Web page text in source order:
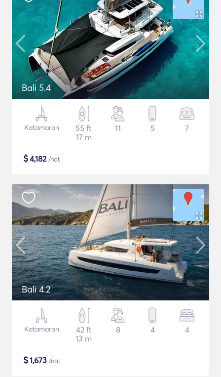
Bali 5.4
Katamaran
55 ft
17 m
11 5 7
$4,182/nat
Bali 4.2
Katamaran
42 ft
13 m
8 4 4
$1,673 /nat